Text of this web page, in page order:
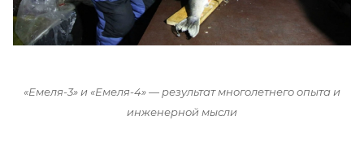
«Емеля-3» и «Емеля-4» — результат многолетнего опыта и
инженерной мысли